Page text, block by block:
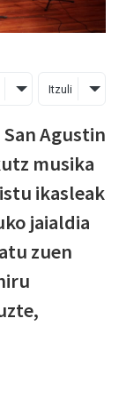
Itzuli
Agustin
musika
ikasleak
jaialdia
zuen